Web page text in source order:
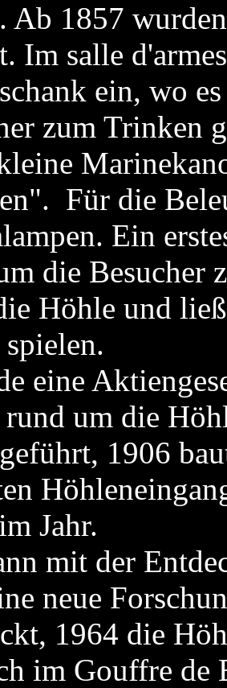
Ab 1857
Im salle
ein, wo
zum Trinken
Für die
Ein
die Besucher
Höhle und
eine
rund um die
1906
Jahr.
mit der
neue
1964 die
im Gouffre de